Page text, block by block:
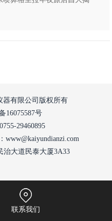
器有限公司版权所有
16075587号
29460895
www@kaiyundianzi.com
治大道民泰大厦3A33
联系我们